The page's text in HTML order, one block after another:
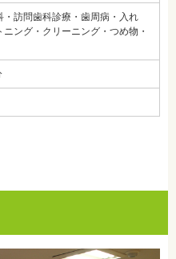
・訪問歯科診療・歯周病・入れ
ング・クリーニング・つめ物・